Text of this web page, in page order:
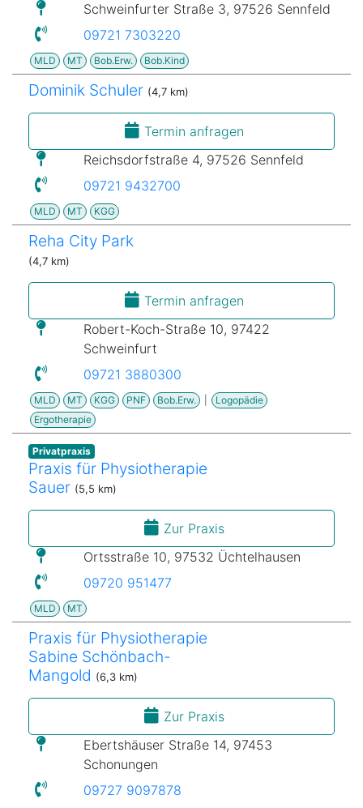
Schweinfurter Straße 3, 97526 Sennfeld
09721 7303220
MLD MT Bob.Erw. Bob.Kind
Dominik Schuler (4,7 km)
Termin anfragen
Reichsdorfstraße 4, 97526 Sennfeld
09721 9432700
MLD MT KGG
Reha City Park
(4,7 km)
Termin anfragen
Robert-Koch-Straße 10, 97422
Schweinfurt
09721 3880300
MLD MT KGG PNF Bob.Erw.
Logopädie
Ergotherapie
Privatpraxis
Praxis für Physiotherapie
Sauer (5,5 km)
Zur Praxis
Ortsstraße 10, 97532 Üchtelhausen
09720 951477
MLD MT
Praxis für Physiotherapie
Sabine Schönbach-
Mangold (6,3 km)
Zur Praxis
Ebertshäuser Straße 14, 97453
Schonungen
09727 9097878